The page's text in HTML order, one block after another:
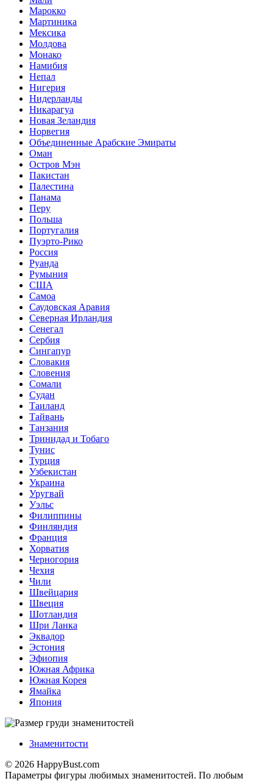
Марокко
Мартиника
Мексика
Молдова
Монако
Намибия
Непал
Нигерия
Нидерланды
Никарагуа
Новая Зеландия
Норвегия
Объединенные Арабские Эмираты
Оман
Остров Мэн
Пакистан
Палестина
Панама
Перу
Польша
Португалия
Пуэрто-Рико
Россия
Руанда
Румыния
США
Самоа
Саудовская Аравия
Северная Ирландия
Сенегал
Сербия
Сингапур
Словакия
Словения
Сомали
Судан
Таиланд
Тайвань
Танзания
Тринидад и Тобаго
Тунис
Турция
Узбекистан
Украина
Уругвай
Уэльс
Филиппины
Финляндия
Франция
Хорватия
Черногория
Чехия
Чили
Швейцария
Швеция
Шотландия
Шри Ланка
Эквадор
Эстония
Эфиопия
Южная Африка
Южная Корея
Ямайка
Япония
Знаменитости
© 2026 HappyBust.com
Параметры фигуры любимых знаменитостей. По любым